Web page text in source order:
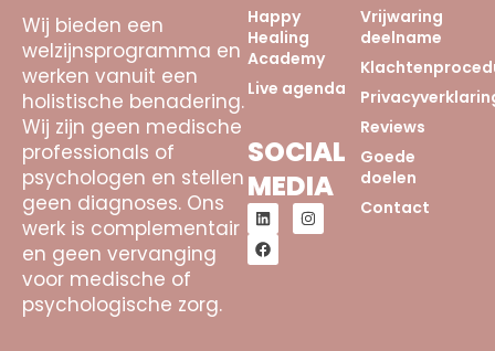
Wij bieden een
welzijnsprogramma en
werken vanuit een
holistische benadering.
Wij zijn geen medische
professionals of
psychologen en stellen
geen diagnoses. Ons
werk is complementair
en geen vervanging
voor medische of
psychologische zorg.
Happy
Healing
Academy
Live agenda
SOCIAL
MEDIA
Vrijwaring
deelname
Reviews
Goede
doelen
Contact